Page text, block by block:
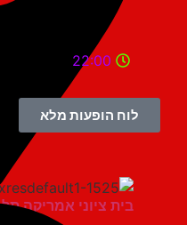
בית ציוני אמריקה תל אביב
22:00
לוח הופעות מלא